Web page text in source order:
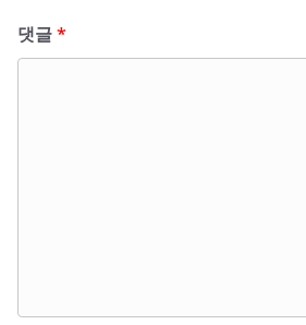
댓글*